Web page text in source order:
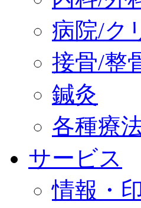
病院/ク
接骨/整
鍼灸
各種療
サービス
情報・